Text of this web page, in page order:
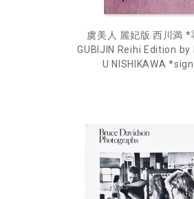
虞美人 麗妃版 西川満 *
GUBIJIN Reihi Edition by
U NISHIKAWA